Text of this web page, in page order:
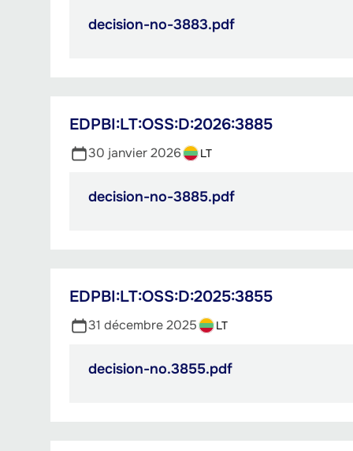
decision-no-3883.pdf
PDF,
EDPBI:LT:OSS:D:2026:3885
30 janvier 2026 LT
decision-no-3885.pdf
PDF,
EDPBI:LT:OSS:D:2025:3855
31 décembre 2025 LT
decision-no.3855.pdf
PDF,